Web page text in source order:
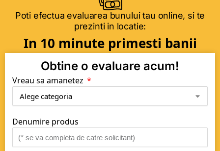
Poti efectua evaluarea bunului tau online, si te
prezinti in locatie:
In 10 minute primesti banii
Obtine o evaluare acum!
Vreau sa amanetez
Denumire produs